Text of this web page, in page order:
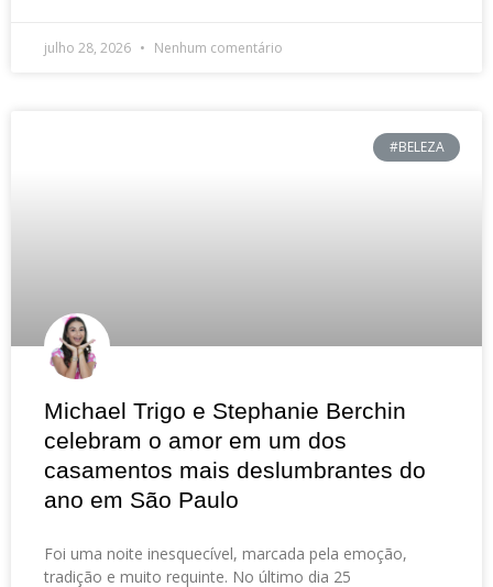
julho 28, 2026 Nenhum comentário
#BELEZA
Michael Trigo e Stephanie Berchin
celebram o amor em um dos
casamentos mais deslumbrantes do
ano em São Paulo
Foi uma noite inesquecível, marcada pela emoção,
tradição e muito requinte. No último dia 25